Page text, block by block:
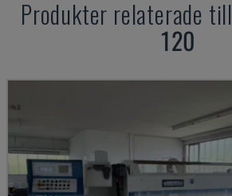
Produkter relaterade till
120